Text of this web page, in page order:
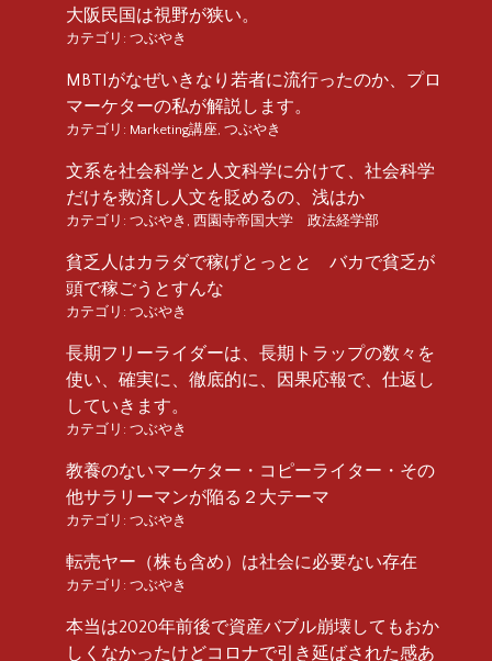
大阪民国は視野が狭い。
カテゴリ: つぶやき
MBTIがなぜいきなり若者に流行ったのか、プロ
マーケターの私が解説します。
カテゴリ: Marketing講座 つぶやき
文系を社会科学と人文科学に分けて、社会科学
だけを救済し人文を貶めるの、浅はか
カテゴリ: つぶやき 西園寺帝国大学 政法経学部
貧乏人はカラダで稼げとっとと バカで貧乏が
頭で稼ごうとすんな
カテゴリ: つぶやき
長期フリーライダーは、長期トラップの数々を
使い、確実に、徹底的に、因果応報で、仕返し
していきます。
カテゴリ: つぶやき
教養のないマーケター・コピーライター・その
他サラリーマンが陥る２大テーマ
カテゴリ: つぶやき
転売ヤー（株も含め）は社会に必要ない存在
カテゴリ: つぶやき
本当は2020年前後で資産バブル崩壊してもおか
しくなかったけどコロナで引き延ばされた感あ